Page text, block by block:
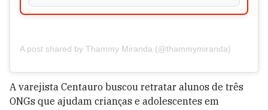
A post shared by Thammy Miranda (@thammymiranda)
A varejista Centauro buscou retratar alunos de três
ONGs que ajudam crianças e adolescentes em